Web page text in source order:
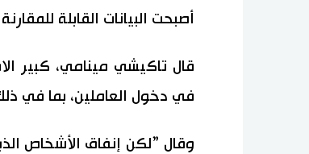
أصبحت البيانات القابلة للمقارنة
قال تاكيشي مينامي، كبير
في دخول العاملين، بما في
وقال ”لكن إنفاق الأشخاص